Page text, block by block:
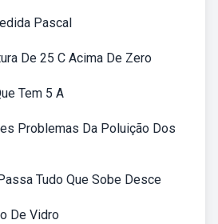
Pascal
De 25 C Acima De Zero
Tem 5 A
Problemas Da Poluição Dos
Tudo Que Sobe Desce
De Vidro